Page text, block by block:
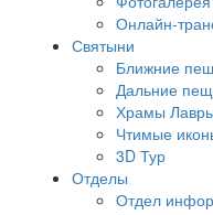
Онлайн-
Святыни
Ближние
Дальние
Храмы
Чтимые
3D Тур
Отделы
Отдел